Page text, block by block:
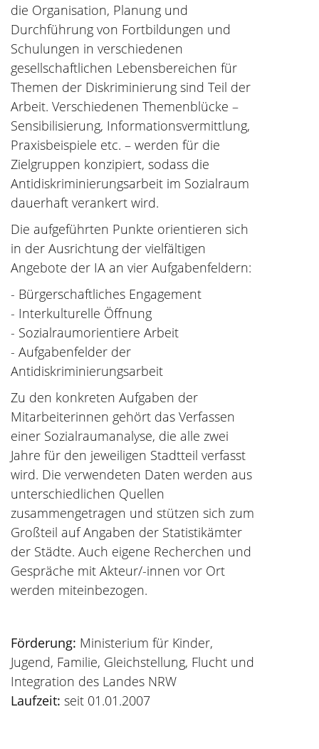
die Organisation, Planung und
Durchführung von Fortbildungen und
Schulungen in verschiedenen
gesellschaftlichen Lebensbereichen für
Themen der Diskriminierung sind Teil der
Arbeit. Verschiedenen Themenblücke –
Sensibilisierung, Informationsvermittlung,
Praxisbeispiele etc. – werden für die
Zielgruppen konzipiert, sodass die
Antidiskriminierungsarbeit im Sozialraum
dauerhaft verankert wird.
Die aufgeführten Punkte orientieren sich
in der Ausrichtung der vielfältigen
Angebote der IA an vier Aufgabenfeldern:
- Bürgerschaftliches Engagement
- Interkulturelle Öffnung
- Sozialraumorientiere Arbeit
- Aufgabenfelder der
Antidiskriminierungsarbeit
Zu den konkreten Aufgaben der
Mitarbeiterinnen gehört das Verfassen
einer Sozialraumanalyse, die alle zwei
Jahre für den jeweiligen Stadtteil verfasst
wird. Die verwendeten Daten werden aus
unterschiedlichen Quellen
zusammengetragen und stützen sich zum
Großteil auf Angaben der Statistikämter
der Städte. Auch eigene Recherchen und
Gespräche mit Akteur/-innen vor Ort
werden miteinbezogen.
Förderung: Ministerium für Kinder,
Jugend, Familie, Gleichstellung, Flucht und
Integration des Landes NRW
Laufzeit: seit 01.01.2007